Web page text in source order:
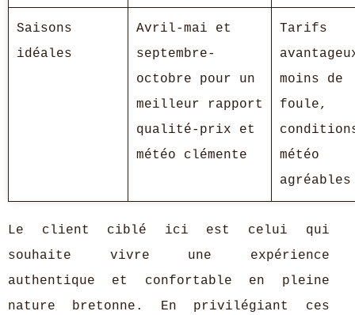
Saisons
idéales
Avril-mai et
septembre-
octobre pour un
meilleur rapport
qualité-prix et
météo clémente
Tarifs
moins de
foule,
météo
agréables
Le client ciblé ici est celui qui
souhaite vivre une expérience
authentique et confortable en pleine
nature bretonne. En privilégiant ces